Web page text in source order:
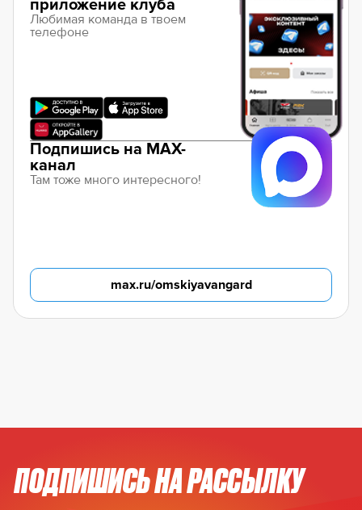
приложение клуба
Любимая команда в твоем
телефоне
Подпишись на MAX-
канал
Там тоже много интересного!
max.ru/omskiyavangard
ПОДПИШИСЬ НА РАССЫЛКУ